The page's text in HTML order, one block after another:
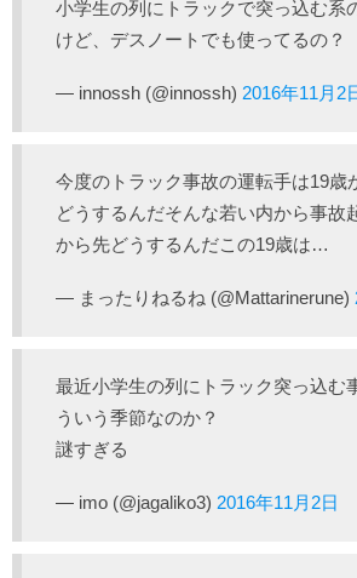
小学生の列にトラックで突っ込む系
けど、デスノートでも使ってるの？
— innossh (@innossh) 2016年11月2
今度のトラック事故の運転手は19歳
どうするんだそんな若い内から事
から先どうするんだこの19歳は…
— まったりねるね (@Mattarinerune)
最近小学生の列にトラック突っ込む
ういう季節なのか？
謎すぎる
— imo (@jagaliko3) 2016年11月2日